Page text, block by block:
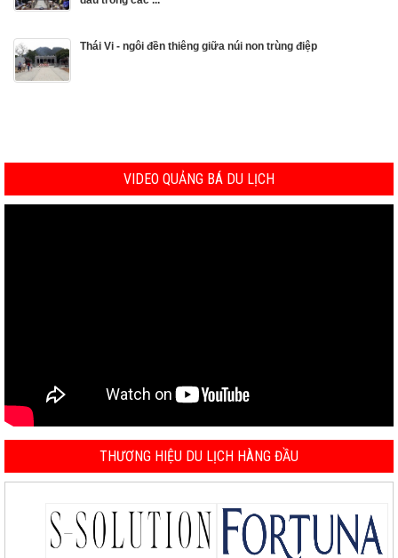
Thái Vi - ngôi đền thiêng giữa núi non trùng điệp
VIDEO QUẢNG BÁ DU LỊCH
THƯƠNG HIỆU DU LỊCH HÀNG ĐẦU